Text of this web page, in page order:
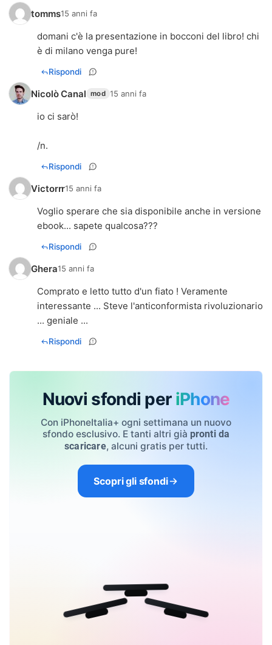
tomms15 anni fa
domani c'è la presentazione in bocconi del libro! chi
è di milano venga pure!
Rispondi
Nicolò Canal mod 15 anni fa
io ci sarò!
/n.
Rispondi
Victorrr15 anni fa
Voglio sperare che sia disponibile anche in versione
ebook... sapete qualcosa???
Rispondi
Ghera15 anni fa
Comprato e letto tutto d'un fiato ! Veramente
interessante ... Steve l'anticonformista rivoluzionario
... geniale ...
Rispondi
Nuovi sfondi per iPhone
Con iPhoneItalia+ ogni settimana un nuovo
sfondo esclusivo. E tanti altri già pronti da
scaricare, alcuni gratis per tutti.
Scopri gli sfondi